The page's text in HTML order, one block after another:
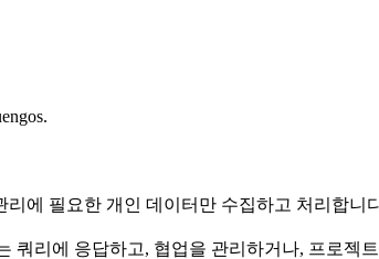
에 필요한 개인 데이터만 수집하고 처리합니
쿼리에 응답하고, 협업을 관리하거나, 프로젝